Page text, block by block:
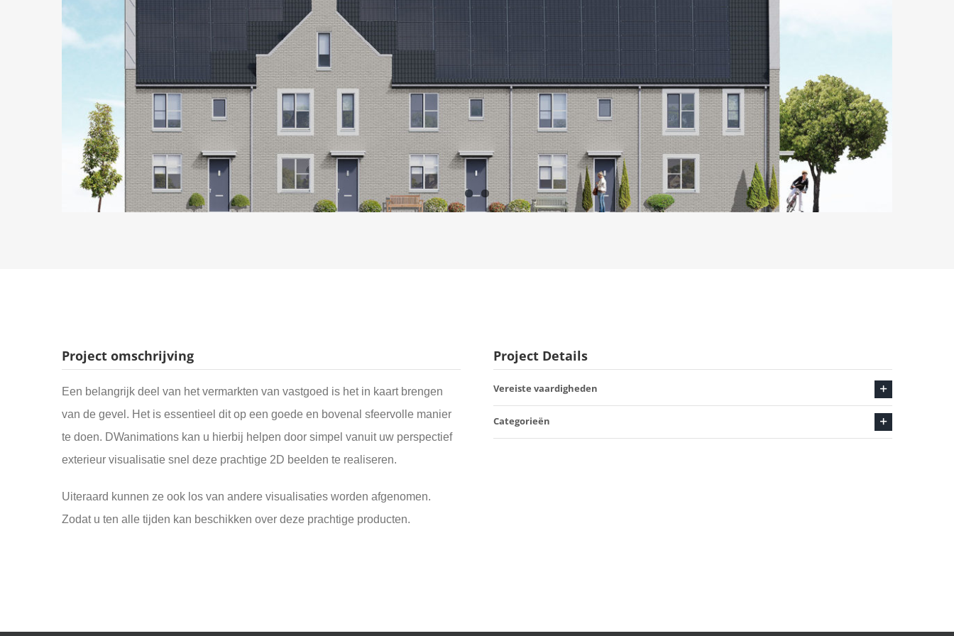
Project omschrijving
Een belangrijk deel van het vermarkten van vastgoed is het in kaart brengen
van de gevel. Het is essentieel dit op een goede en bovenal sfeervolle manier
te doen. DWanimations kan u hierbij helpen door simpel vanuit uw perspectief
exterieur visualisatie snel deze prachtige 2D beelden te realiseren.
Uiteraard kunnen ze ook los van andere visualisaties worden afgenomen.
Zodat u ten alle tijden kan beschikken over deze prachtige producten.
Project Details
Vereiste vaardigheden
Categorieën